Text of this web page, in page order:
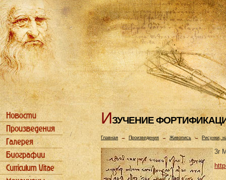
ИЗУЧЕHИЕ
Главная→ Произведения → Живопись → Рисунки,
3r